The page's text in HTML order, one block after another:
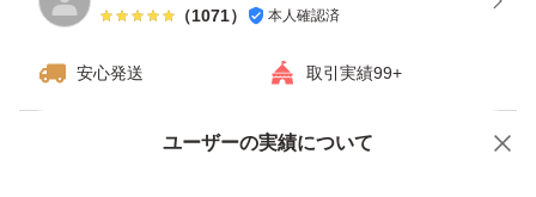
（1071） 本人確認済
安心発送 取引実績99+
ユーザーの実績について
価格の相談 商品への質問